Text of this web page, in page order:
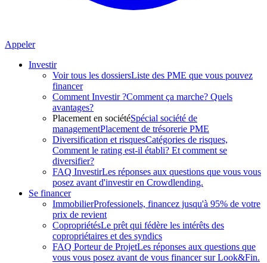
Appeler
Investir
Voir tous les dossiersListe des PME que vous pouvez
financer
Comment Investir ?Comment ça marche? Quels
avantages?
Placement en sociétéSpécial société de
managementPlacement de trésorerie PME
Diversification et risquesCatégories de risques,
Comment le rating est-il établi? Et comment se
diversifier?
FAQ InvestirLes réponses aux questions que vous vous
posez avant d'investir en Crowdlending.
Se financer
ImmobilierProfessionels, financez jusqu'à 95% de votre
prix de revient
CopropriétésLe prêt qui fédère les intérêts des
copropriétaires et des syndics
FAQ Porteur de ProjetLes réponses aux questions que
vous vous posez avant de vous financer sur Look&Fin.